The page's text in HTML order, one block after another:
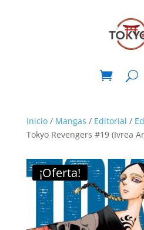
Inicio/ Mangas / Editorial /
Tokyo Revengers #19 (Ivrea
¡Oferta!